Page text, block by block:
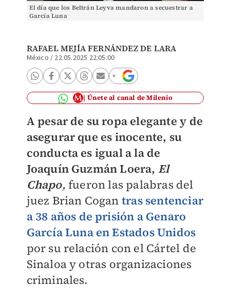
El día que los Beltrán Leyva mandaron a secuestrar a
García Luna
RAFAEL MEJÍA FERNÁNDEZ DE LARA
México / 22.05.2025 22:05:00
Únete al canal de Milenio
A pesar de su ropa elegante y de
asegurar que es inocente, su
conducta es igual a la de
Joaquín Guzmán Loera, El
Chapo, fueron las palabras del
juez Brian Cogan tras sentenciar
a 38 años de prisión a Genaro
García Luna en Estados Unidos
por su relación con el Cártel de
Sinaloa y otras organizaciones
criminales.